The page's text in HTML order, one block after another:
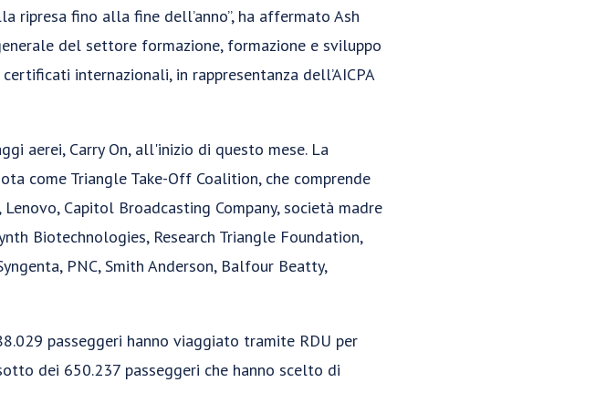
ripresa fino alla fine dell’anno”, ha affermato Ash
del settore formazione, formazione e sviluppo
internazionali, in rappresentanza dell’AICPA
aerei, Carry On, all'inizio di questo mese. La
come Triangle Take-Off Coalition, che comprende
Capitol Broadcasting Company, società madre
Biotechnologies, Research Triangle Foundation,
PNC, Smith Anderson, Balfour Beatty,
passeggeri hanno viaggiato tramite RDU per
dei 650.237 passeggeri che hanno scelto di